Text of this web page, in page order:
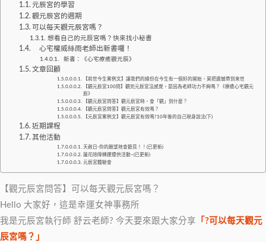
元辰宮的學習
觀元辰宮的週期
可以每天觀元辰宮嗎？
想看自己的元辰宮嗎？快來找小秘書
心宅權威絲雨老師出新書囉！
新書：《心宅療癒觀元辰》
文章回顧
【前世今生案例文】讓我們的緣份在今生有一個好的開始，莫把遺憾帶到來世
【觀元辰宮100問】觀完元辰宮沒感覺，是因為老師功力不夠嗎？《療癒心宅觀元
辰》
【觀元辰宮問答】觀元辰宮時，會「觀」到什麼？
【觀元辰宮問答】觀元辰宮有效嗎？
【元辰宮案例文】觀元辰宮有效嗎?10年後的自己現身說法(下)
近期課程
其他活動
天赦日-你的願望祂會聽見！！(已更新)
蓮花除障轉運煙供活動~(已更新)
元辰宮體驗會
【觀元辰宮問答】可以每天觀元辰宮嗎？
Hello 大家好，這是幸運女神事務所
我是元辰宮執行師 舒云老師? 今天要來跟大家分享 「?可以每天觀元
辰宮嗎？」